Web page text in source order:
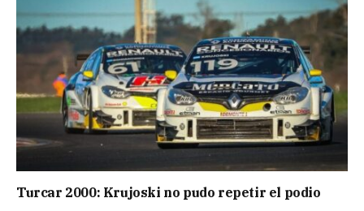
Turcar 2000: Krujoski no pudo repetir el podio